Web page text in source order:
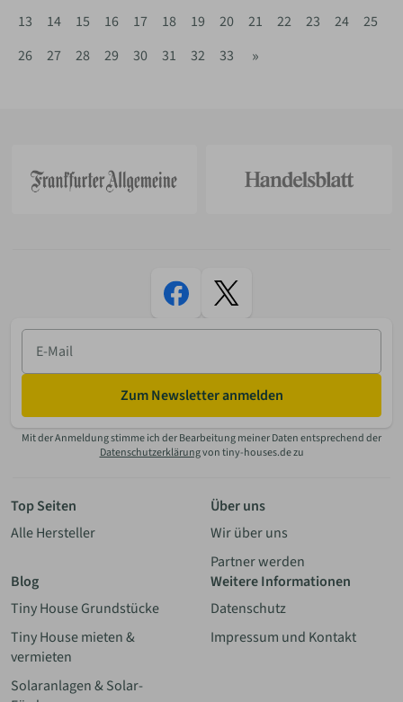
13
14 15 16 17 18 19 20 21 22 23 24
25
26
27 28 29 30 31 32 33 »
E-
Mail
Zum Newsletter anmelden
Mit der Anmeldung stimme ich der Bearbeitung meiner Daten entsprechend der
Datenschutzerklärungvon tiny-houses.de zu
Top Seiten
Alle Hersteller
Über uns
Wir über uns
Partner werden
Blog
Tiny House Grundstücke
Tiny House mieten &
vermieten
Solaranlagen & Solar-
Weitere Informationen
Datenschutz
Impressum und Kontakt